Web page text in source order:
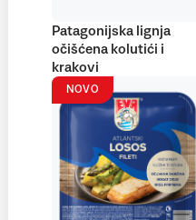
Patagonijska lignja
očišćena kolutići i
krakovi
NOVO